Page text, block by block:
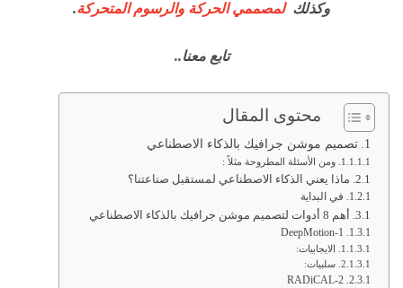
وكذلكلمصممي الحركة والرسوم المتحركة.
تابع معنا..
محتوى المقال
تصميم موشن جرافيك بالذكاء الاصطناعي
ومن الأسئلة المطروحة مثلاً :
ماذا يعني الذكاء الاصطناعي لمستقبل صناعتنا؟
في البداية
أهم 8 أدوات لتصميم موشن جرافيك بالذكاء الاصطناعي
1-DeepMotion
الايجابيات:
سلبيات:
2-RADiCAL